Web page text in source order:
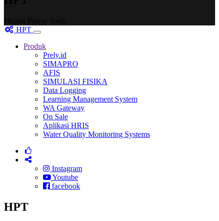
HPT
Toggle
navigation
Produk
Prely.id
SIMAPRO
AFIS
SIMULASI FISIKA
Data Logging
Learning Management System
WA Gateway
On Sale
Aplikasi HRIS
Water Quality Monitoring Systems
Instagram
Youtube
facebook
HPT